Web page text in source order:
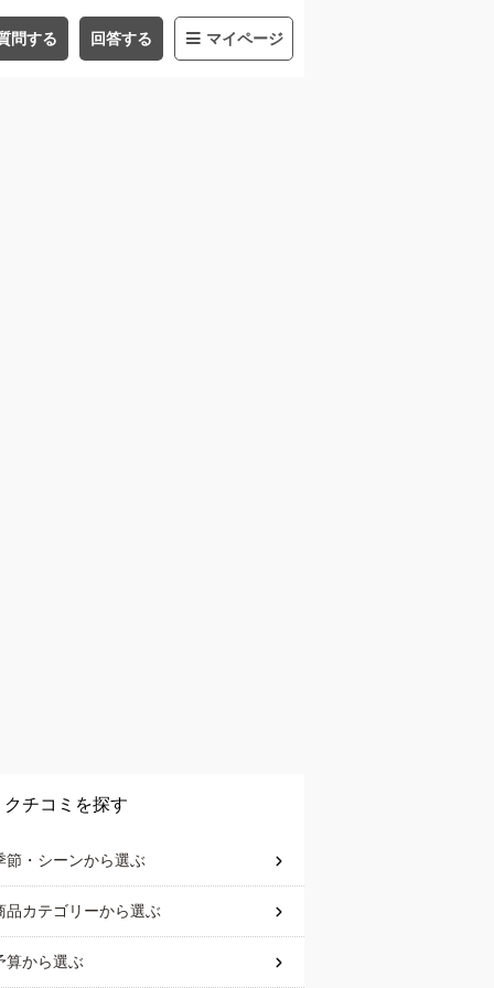
問する 回答する マイページ
クチコミを探す
節・シーンから選ぶ
品カテゴリーから選ぶ
算から選ぶ